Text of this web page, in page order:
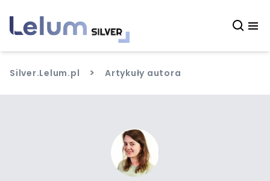
Silver.Lelum.pl > Artykuły autora